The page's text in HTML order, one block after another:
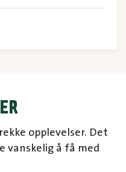
opplevelser. Det
vanskelig å få med